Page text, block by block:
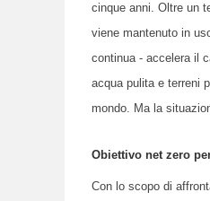
cinque anni. Oltre un
viene mantenuto in
continua - accelera il
acqua pulita e terreni
mondo. Ma la
Obiettivo net zero
Con lo scopo di